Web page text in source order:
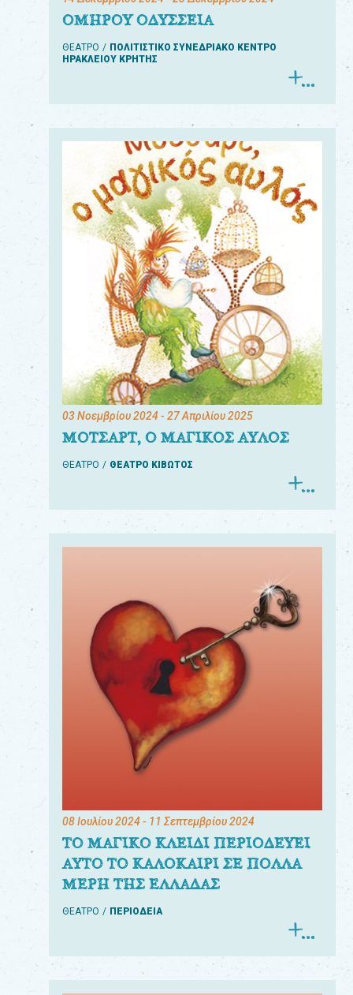
ΟΜΗΡΟΥ ΟΔΥΣΣΕΙΑ
ΘΕΑΤΡΟ
ΠΟΛΙΤΙΣΤΙΚΟ ΣΥΝΕΔΡΙΑΚΟ ΚΕΝΤΡΟ
ΗΡΑΚΛΕΙΟΥ ΚΡΗΤΗΣ
03 Νοεμβρίου 2024- 27 Απριλίου 2025
ΜΟΤΣΑΡΤ, Ο ΜΑΓΙΚΟΣ ΑΥΛΟΣ
ΘΕΑΤΡΟ ΘΕΑΤΡΟ ΚΙΒΩΤΟΣ
08 Ιουλίου 2024- 11 Σεπτεμβρίου 2024
ΤΟ ΜΑΓΙΚΟ ΚΛΕΙΔΙ ΠΕΡΙΟΔΕΥΕΙ
ΑΥΤΟ ΤΟ ΚΑΛΟΚΑΙΡΙ ΣΕ ΠΟΛΛΑ
ΜΕΡΗ ΤΗΣ ΕΛΛΑΔΑΣ
ΘΕΑΤΡΟ ΠΕΡΙΟΔΕΙΑ